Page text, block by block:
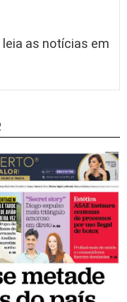
leia as notícias em